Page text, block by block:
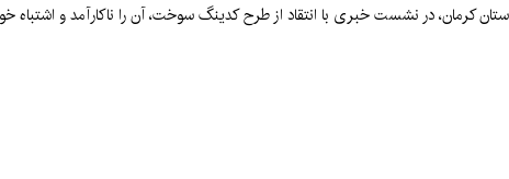
کرمان، در نشست خبری با انتقاد از طرح کدینگ سوخت، آن را ناکارآمد و